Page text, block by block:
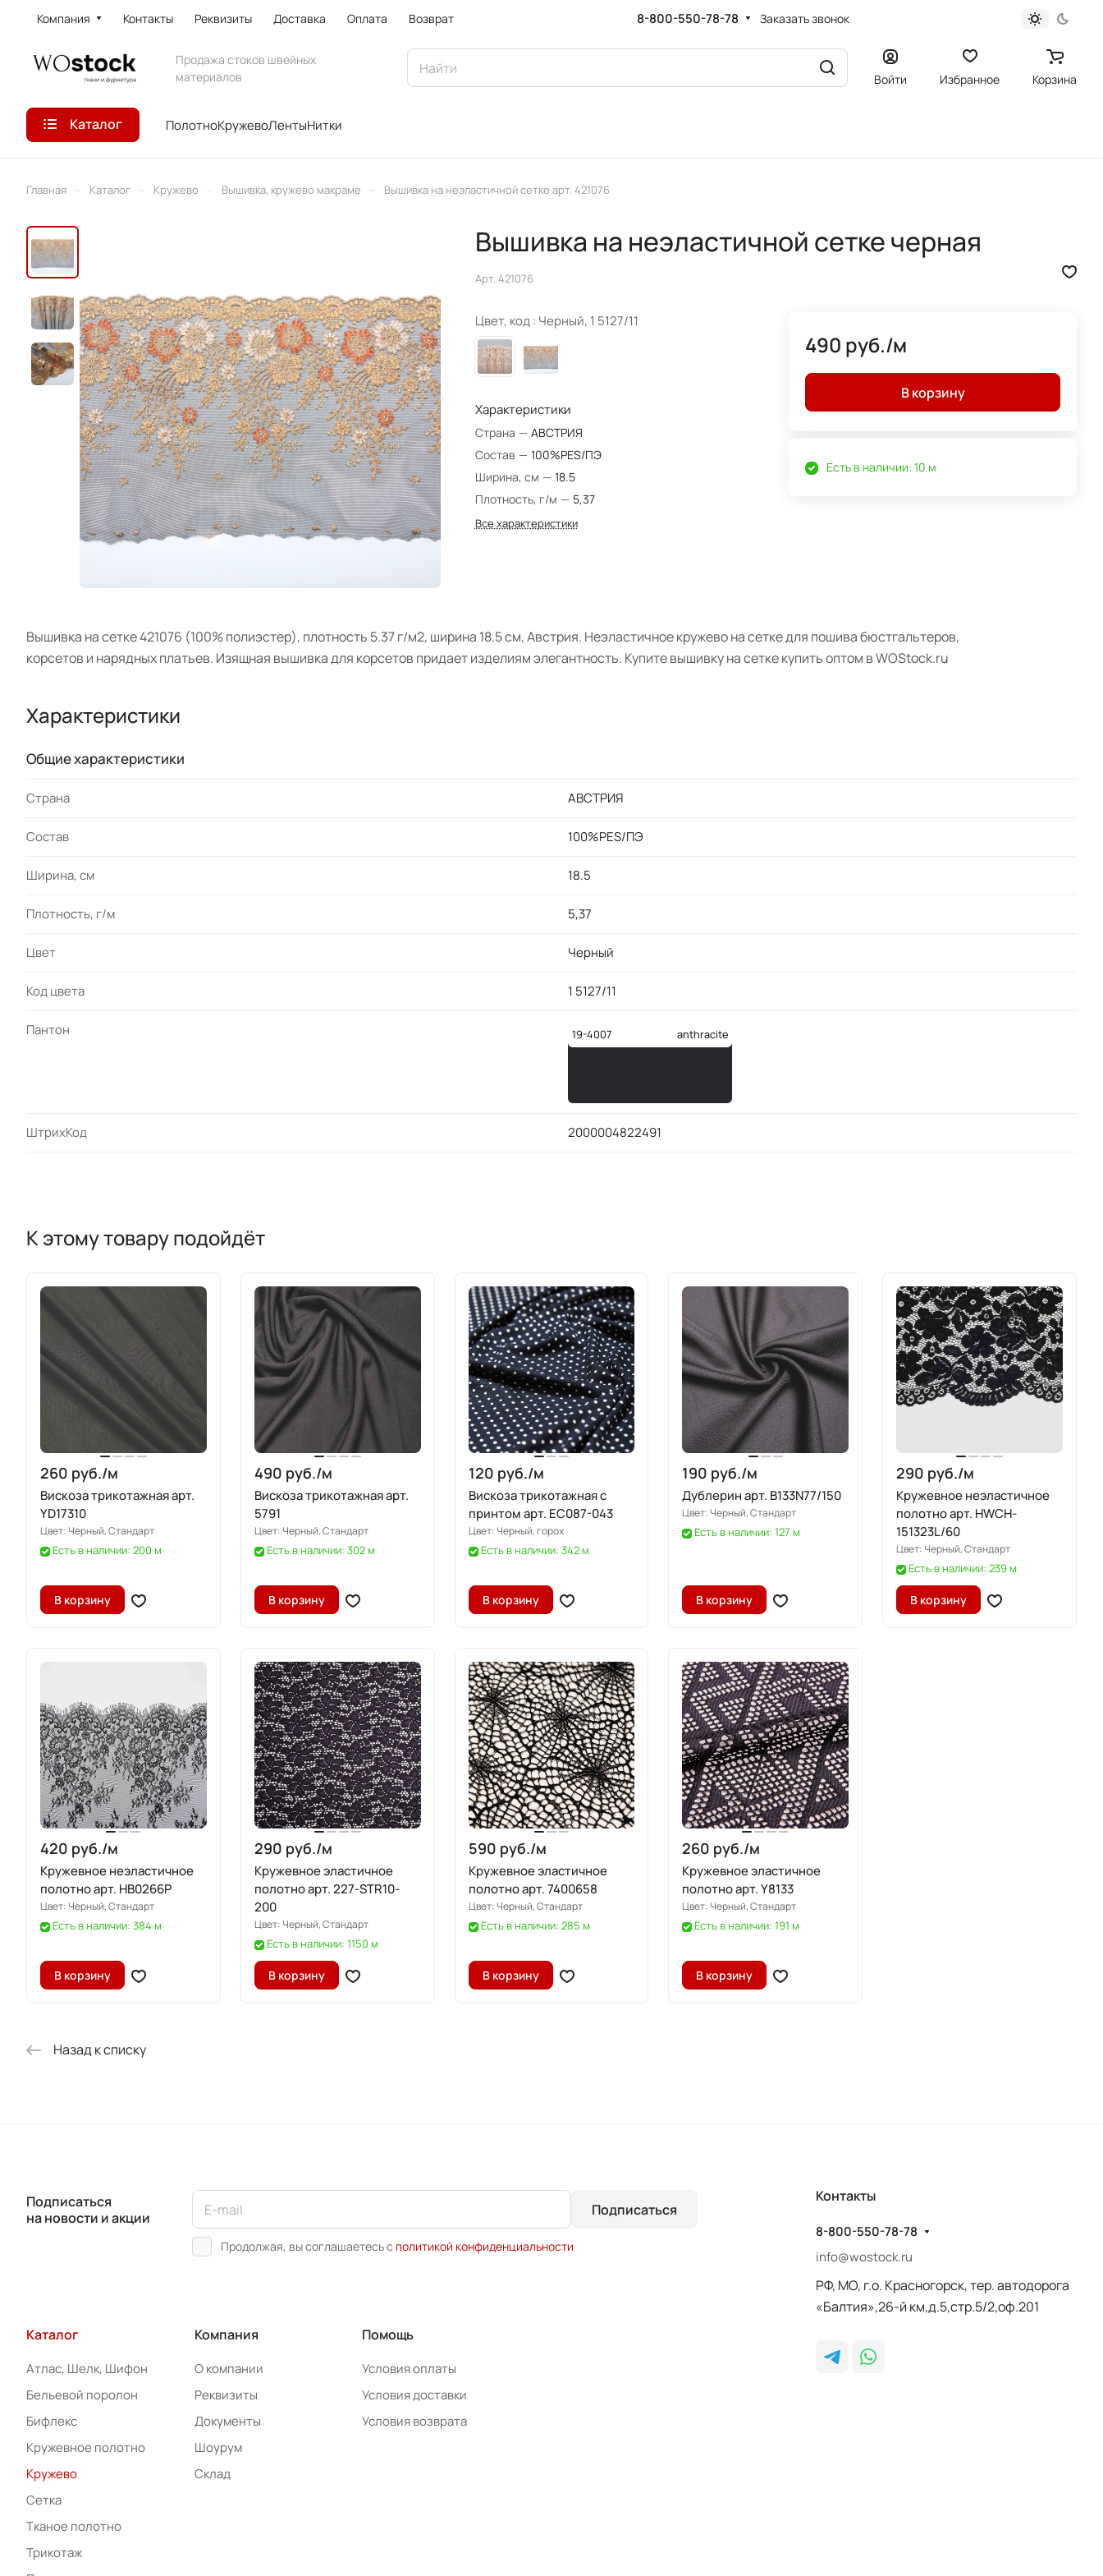
Компания Контакты Реквизиты Доставка Оплата Возврат 8-800-550-78-78 Заказать звонок
Продажа стоков швейных
материалов
Войти Избранное Корзина
Каталог ПолотноКружевоЛентыНитки
Главная Каталог Кружево Вышивка, кружево макраме Вышивка на неэластичной сетке арт. 421076
Вышивка на неэластичной сетке черная
Арт. 421076
Цвет, код : Черный, 1 5127/11
Характеристики
Страна — АВСТРИЯ
Состав — 100%PES/ПЭ
Ширина, см — 18.5
Плотность, г/м — 5,37
Все характеристики
490 руб./м
В корзину
Есть в наличии: 10 м
Вышивка на сетке 421076 (100% полиэстер), плотность 5.37 г/м2, ширина 18.5 см, Австрия. Неэластичное кружево на сетке для пошива бюстгальтеров,
корсетов и нарядных платьев. Изящная вышивка для корсетов придает изделиям элегантность. Купите вышивку на сетке купить оптом в WOStock.ru
Характеристики
Общие характеристики
Страна АВСТРИЯ
Состав 100%PES/ПЭ
Ширина, см 18.5
Плотность, г/м 5,37
Цвет Черный
Код цвета 1 5127/11
Пантон 19-4007 anthracite
ШтрихКод 2000004822491
К этому товару подойдёт
260 руб./м
Вискоза трикотажная арт.
YD17310
Цвет:Черный, Стандарт
Есть в наличии: 200 м
В корзину
490 руб./м
Вискоза трикотажная арт.
5791
Цвет:Черный, Стандарт
Есть в наличии: 302 м
В корзину
120 руб./м
Вискоза трикотажная с
принтом арт. EC087-043
Цвет:Черный, горох
Есть в наличии: 342 м
В корзину
190 руб./м
Дублерин арт. B133N77/150
Цвет:Черный, Стандарт
Есть в наличии: 127 м
В корзину
290 руб./м
Кружевное неэластичное
полотно арт. HWCH-
151323L/60
Цвет:Черный, Стандарт
Есть в наличии: 239 м
В корзину
420 руб./м
Кружевное неэластичное
полотно арт. HB0266P
Цвет:Черный, Стандарт
Есть в наличии: 384 м
В корзину
290 руб./м
Кружевное эластичное
полотно арт. 227-STR10-
200
Цвет:Черный, Стандарт
Есть в наличии: 1150 м
В корзину
590 руб./м
Кружевное эластичное
полотно арт. 7400658
Цвет:Черный, Стандарт
Есть в наличии: 285 м
В корзину
260 руб./м
Кружевное эластичное
полотно арт. Y8133
Цвет:Черный, Стандарт
Есть в наличии: 191 м
В корзину
Назад к списку
Подписаться
на новости и акции
Подписаться
Продолжая, вы соглашаетесь с политикой конфиденциальности
Каталог
Атлас, Шелк, Шифон
Бельевой поролон
Бифлекс
Кружевное полотно
Кружево
Сетка
Тканое полотно
Трикотаж
Компания
О компании
Реквизиты
Документы
Шоурум
Склад
Помощь
Условия оплаты
Условия доставки
Условия возврата
Контакты
8-800-550-78-78
info@wostock.ru
РФ, МО, г.о. Красногорск, тер. автодорога
«Балтия»,26-й км,д.5,стр.5/2,оф.201